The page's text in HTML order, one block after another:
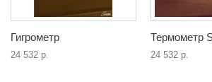
Гигрометр
24 532 р.
Термометр
24 532 р.